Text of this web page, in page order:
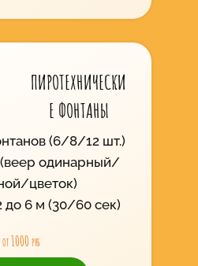
ПИРОТЕХНИЧЕСКИ
Е ФОНТАНЫ
(6/8/12 шт.)
одинарный/
цветок)
до 6 м (30/60 сек)
от 1000 руб